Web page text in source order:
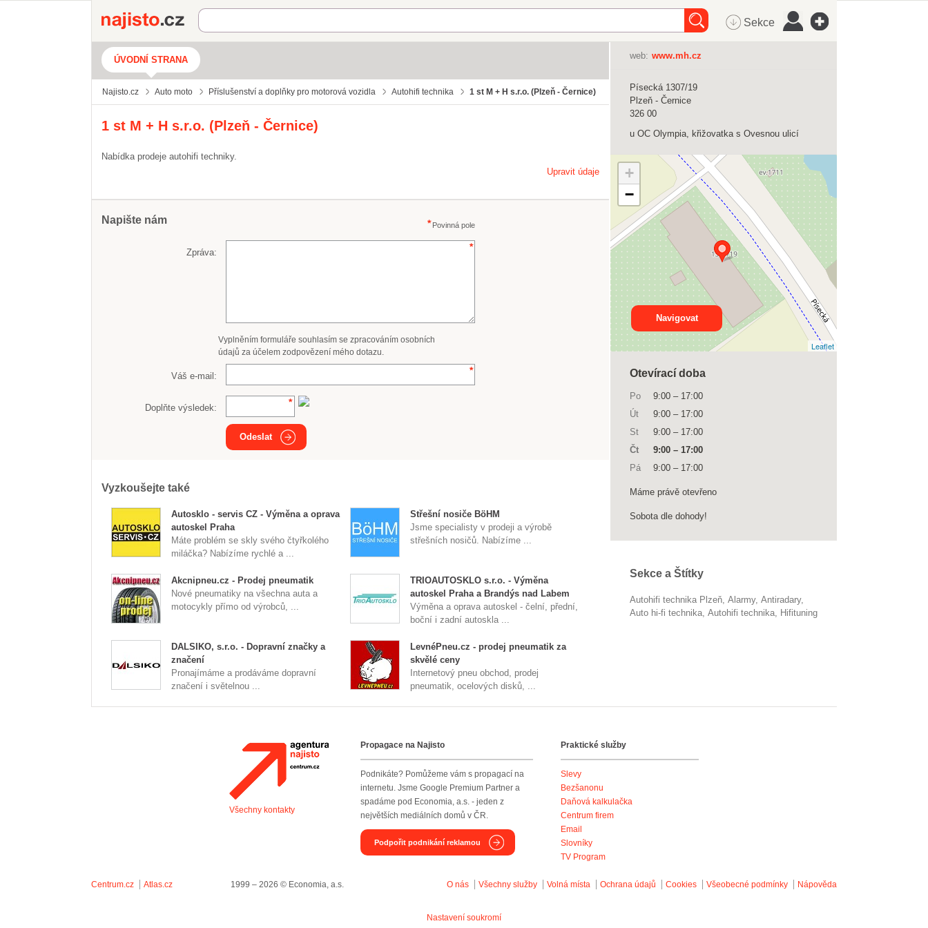
Najisto.cz Sekce
ÚVODNÍ STRANA
Najisto.cz Auto moto Příslušenství a doplňky pro motorová vozidla Autohifi technika 1 st M + H s.r.o. (Plzeň - Černice)
1 st M + H s.r.o. (Plzeň - Černice)
Nabídka prodeje autohifi techniky.
Upravit údaje
Napište nám Povinná pole
Zpráva:
Vyplněním formuláře souhlasím se zpracováním osobních
údajů za účelem zodpovězení mého dotazu.
Váš e-mail:
Doplňte výsledek:
Odeslat
Vyzkoušejte také
Autosklo - servis CZ - Výměna a oprava
autoskel Praha
Máte problém se skly svého čtyřkolého
miláčka? Nabízíme rychlé a ...
Střešní nosiče BöHM
Jsme specialisty v prodeji a výrobě
střešních nosičů. Nabízíme ...
Akcnipneu.cz - Prodej pneumatik
Nové pneumatiky na všechna auta a
motocykly přímo od výrobců, ...
TRIOAUTOSKLO s.r.o. - Výměna
autoskel Praha a Brandýs nad Labem
Výměna a oprava autoskel - čelní, přední,
boční i zadní autoskla ...
DALSIKO, s.r.o. - Dopravní značky a
značení
Pronajímáme a prodáváme dopravní
značení i světelnou ...
LevnéPneu.cz - prodej pneumatik za
skvělé ceny
Internetový pneu obchod, prodej
pneumatik, ocelových disků, ...
web: www.mh.cz
Písecká 1307/19
Plzeň - Černice
326 00
u OC Olympia, křižovatka s Ovesnou ulicí
+
−
Leaflet
Navigovat
Otevírací doba
Po 9:00 – 17:00
Út
9:00 – 17:00
St
9:00 – 17:00
Čt
9:00 – 17:00
Pá
9:00 – 17:00
Máme právě otevřeno
Sobota dle dohody!
Sekce a Štítky
Autohifi technika Plzeň alarmy
antiradary
auto hi-fi technika
Autohifi technika hifituning
Agentura Najisto
Všechny kontakty
Propagace na Najisto
Podnikáte? Pomůžeme vám s propagací na
internetu. Jsme Google Premium Partner a
spadáme pod Economia, a.s. - jeden z
největších mediálních domů v ČR.
Podpořit podnikání reklamou
Praktické služby
Slevy
Bezšanonu
Daňová kalkulačka
Centrum firem
Email
Slovníky
TV Program
Centrum.cz Atlas.cz 1999 – 2026 © Economia, a.s. O nás Všechny služby Volná místa Ochrana údajů Cookies Všeobecné podmínky Nápověda
Nastavení soukromí